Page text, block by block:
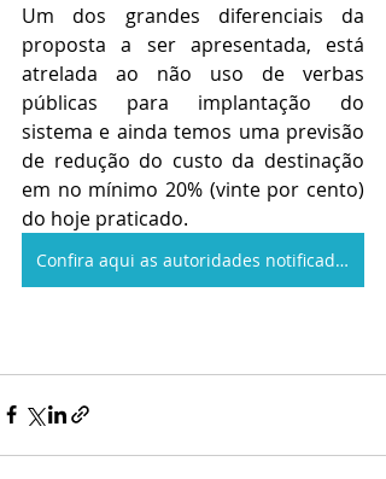
Um dos grandes diferenciais da
proposta a ser apresentada, está
atrelada ao não uso de verbas
públicas para implantação do
sistema e ainda temos uma previsão
de redução do custo da destinação
em no mínimo 20% (vinte por cento)
do hoje praticado.
Confira aqui as autoridades notificadas no seu estado